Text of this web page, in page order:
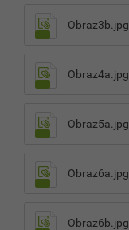
Obraz3b.jpg
Obraz4a.jpg
Obraz5a.jpg
Obraz6a.jpg
Obraz6b.jpg